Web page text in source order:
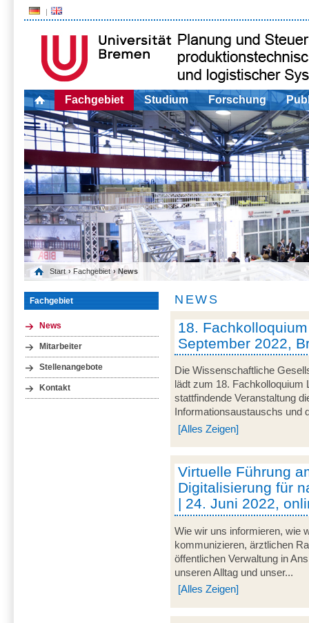
Fachgebiet Studium Forschung
Start › Fachgebiet › News
Fachgebiet
News
Mitarbeiter
Stellenangebote
Kontakt
NEWS
18.
September 2022,
Die Wissenschaftliche
lädt zum 18.
stattfindende Veranstaltung
Informationsaustauschs und
[Alles Zeigen]
Virtuelle Führung
Digitalisierung für
| 24. Juni 2022,
Wie wir uns informieren, wie
kommunizieren, ärztlichen
öffentlichen Verwaltung in
unseren Alltag und unser...
[Alles Zeigen]